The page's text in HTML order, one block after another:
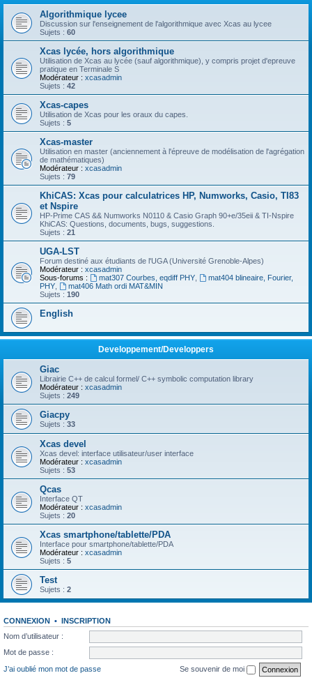
Algorithmique lycee
Discussion sur l'enseignement de l'algorithmique avec Xcas au lycee
Sujets : 60
Xcas lycée, hors algorithmique
Utilisation de Xcas au lycée (sauf algorithmique), y compris projet d'epreuve
pratique en Terminale S
Modérateur : xcasadmin
Sujets : 42
Xcas-capes
Utilisation de Xcas pour les oraux du capes.
Sujets : 5
Xcas-master
Utilisation en master (anciennement à l'épreuve de modélisation de l'agrégation
de mathématiques)
Modérateur : xcasadmin
Sujets : 79
KhiCAS: Xcas pour calculatrices HP, Numworks, Casio, TI83
et Nspire
HP-Prime CAS && Numworks N0110 & Casio Graph 90+e/35eii & TI-Nspire
KhiCAS: Questions, documents, bugs, suggestions.
Sujets : 21
UGA-LST
Forum destiné aux étudiants de l'UGA (Université Grenoble-Alpes)
Modérateur : xcasadmin
Sous-forums :
mat307 Courbes, eqdiff PHY,
mat404 blineaire, Fourier,
PHY
mat406 Math ordi MAT&MIN
Sujets : 190
English
Developpement/Developpers
Giac
Librairie C++ de calcul formel/ C++ symbolic computation library
Modérateur : xcasadmin
Sujets : 249
Giacpy
Sujets : 33
Xcas devel
Xcas devel: interface utilisateur/user interface
Modérateur : xcasadmin
Sujets : 53
Qcas
Interface QT
Modérateur : xcasadmin
Sujets : 20
Xcas smartphone/tablette/PDA
Interface pour smartphone/tablette/PDA
Modérateur : xcasadmin
Sujets : 5
Test
Sujets : 2
CONNEXION • INSCRIPTION
Nom d’utilisateur :
Mot de passe :
J’ai oublié mon mot de passe
Se souvenir de moi